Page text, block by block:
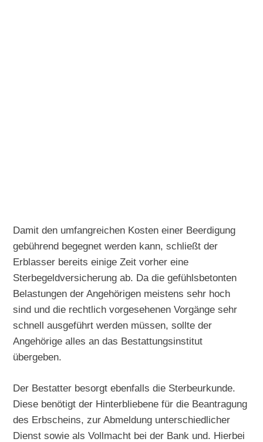
Damit den umfangreichen Kosten einer Beerdigung
gebührend begegnet werden kann, schließt der
Erblasser bereits einige Zeit vorher eine
Sterbegeldversicherung ab. Da die gefühlsbetonten
Belastungen der Angehörigen meistens sehr hoch
sind und die rechtlich vorgesehenen Vorgänge sehr
schnell ausgeführt werden müssen, sollte der
Angehörige alles an das Bestattungsinstitut
übergeben.
Der Bestatter besorgt ebenfalls die Sterbeurkunde.
Diese benötigt der Hinterbliebene für die Beantragung
des Erbscheins, zur Abmeldung unterschiedlicher
Dienst sowie als Vollmacht bei der Bank und. Hierbei